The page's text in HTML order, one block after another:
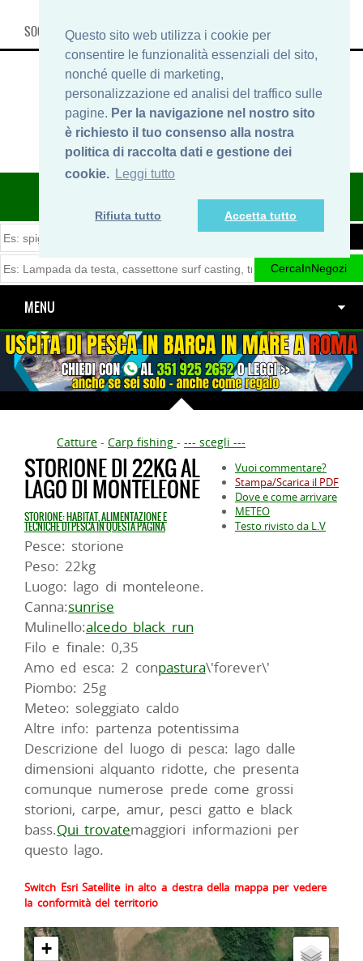
Questo sito web utilizza i cookie per
consentire le funzionalità essenziali del sito,
nonché quelle di marketing,
personalizzazione ed analisi del traffico sulle
pagine. Per la navigazione nel nostro sito
è richiesto il tuo consenso alla nostra
politica di raccolta dati e gestione dei
cookie. Leggi tutto
Rifiuta tutto Accetta tutto
SOCIAL, INFO & SHOP
ITINERARIDIPESCA.IT
MENU
Catture - Carp fishing - --- scegli ---
Vuoi commentare?
Stampa/Scarica il PDF
Dove e come arrivare
METEO
Testo rivisto da L.V
STORIONE DI 22KG AL
LAGO DI MONTELEONE
STORIONE: HABITAT, ALIMENTAZIONE E
TECNICHE DI PESCA IN QUESTA PAGINA
Pesce: storione
Peso: 22kg
Luogo: lago di monteleone.
Canna:sunrise
Mulinello:alcedo black run
Filo e finale: 0,35
Amo ed esca: 2 conpastura\'forever\'
Piombo: 25g
Meteo: soleggiato caldo
Altre info: partenza potentissima
Descrizione del luogo di pesca: lago dalle
dimensioni alquanto ridotte, che presenta
comunque numerose prede come grossi
storioni, carpe, amur, pesci gatto e black
bass.Qui trovatemaggiori informazioni per
questo lago.
Switch Esri Satellite in alto a destra della mappa per vedere
la conformità del territorio
+